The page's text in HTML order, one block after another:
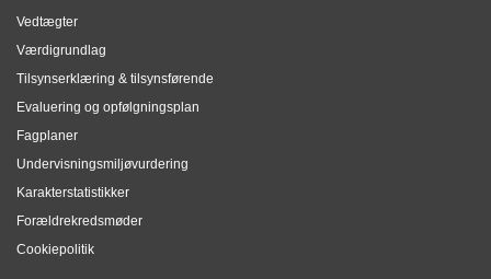
Vedtægter
Værdigrundlag
Tilsynserklæring & tilsynsførende
Evaluering og opfølgningsplan
Fagplaner
Undervisningsmiljøvurdering
Karakterstatistikker
Forældrekredsmøder
Cookiepolitik